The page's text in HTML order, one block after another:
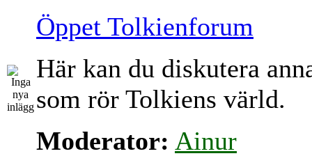
Öppet Tolkienforum
Här kan du diskutera
som rör Tolkiens värld.
Moderator: Ainur